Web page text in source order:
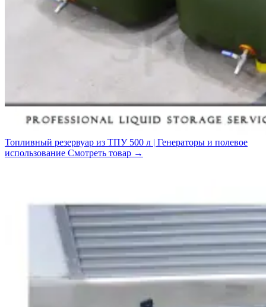
Топливный резервуар из ТПУ 500 л | Генераторы и полевое
использование Смотреть товар →